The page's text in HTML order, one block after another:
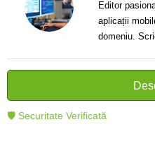
Editor
aplicații
domeniu.
cititorii să
tehnologia
🛡 Securitate Verificată